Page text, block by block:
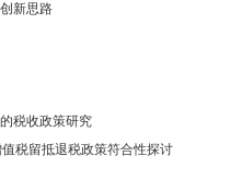
新思路
税收政策研究
税留抵退税政策符合性探讨